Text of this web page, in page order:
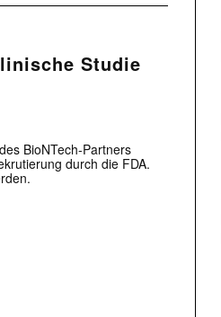
Studie
BioNTech-Partners
durch die FDA.